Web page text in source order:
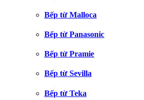
Bếp từ Malloca
Bếp từ Panasonic
Bếp từ Pramie
Bếp từ Sevilla
Bếp từ Teka